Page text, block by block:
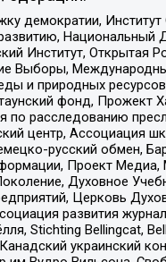
демократии,
Национальный
Институт, Открытая
Выборы,
и природных
фонд, Прожект
по расследованию
центр, Ассоциация
русский обмен,
Проект Медиа,
Духовное
Церковь
развития
Stichting Bellingcat,
украинский